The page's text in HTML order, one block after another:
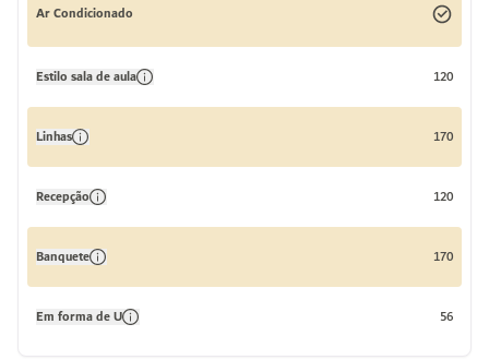
Ar Condicionado
Estilo sala de aula 120
Linhas 170
Recepção 120
Banquete 170
Em forma de U 56